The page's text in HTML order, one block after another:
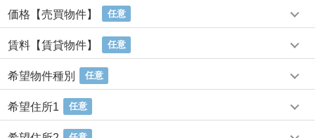
価格【売買物件】 任意
賃料【賃貸物件】 任意
希望物件種別 任意
希望住所1 任意